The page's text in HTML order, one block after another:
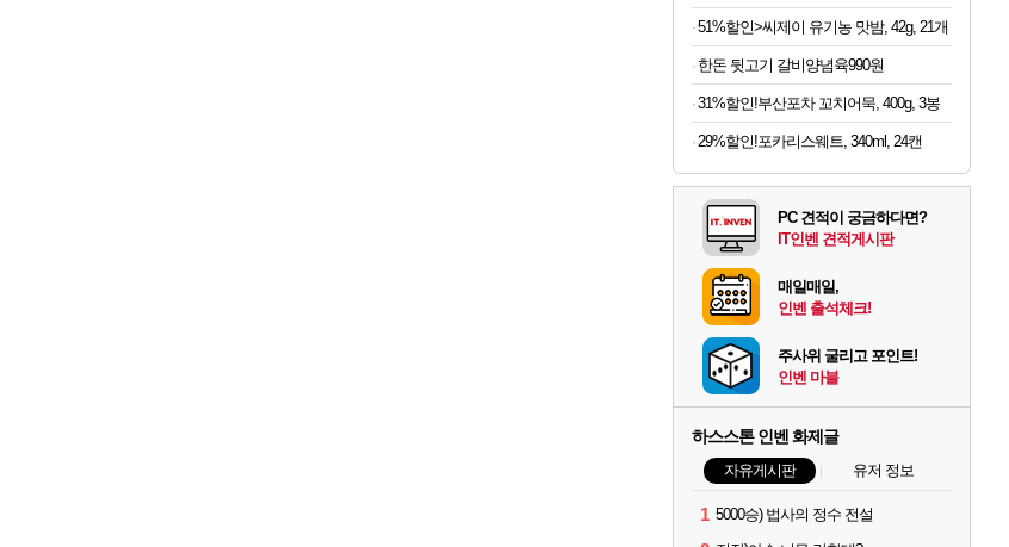
51%할인>씨제이 유기농 맛밤, 42g, 21개
한돈 뒷고기 갈비양념육990원
31%할인!부산포차 꼬치어묵, 400g, 3봉
29%할인!포카리스웨트, 340ml, 24캔
PC 견적이 궁금하다면?
IT인벤 견적게시판
매일매일,
인벤 출석체크!
주사위 굴리고 포인트!
인벤 마블
하스스톤 인벤 화제글
자유게시판 유저 정보
1 5000승) 법사의 정수 전설